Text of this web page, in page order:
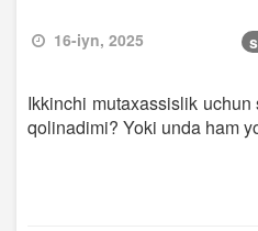
16-iyn, 2025
Ikkinchi mutaxassislik
qolinadimi? Yoki unda ham